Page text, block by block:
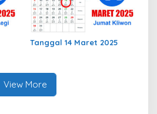
Tanggal 14 Maret 2025
View More